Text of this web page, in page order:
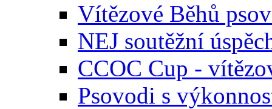
Vítězové Běhů
NEJ soutěžní
CCOC Cup -
Psovodi s